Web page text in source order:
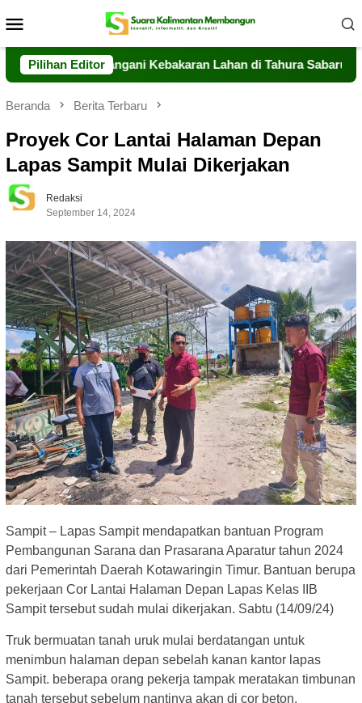
ke
Mobile
Pilihan Editor
Sigap Tangani Kebakaran Lahan di Tahura Sabaru
Beranda Berita Terbaru
Proyek Cor Lantai Halaman Depan
Lapas Sampit Mulai Dikerjakan
Redaksi
September 14, 2024
Sampit – Lapas Sampit mendapatkan bantuan Program
Pembangunan Sarana dan Prasarana Aparatur tahun 2024
dari Pemerintah Daerah Kotawaringin Timur. Bantuan berupa
pekerjaan Cor Lantai Halaman Depan Lapas Kelas IIB
Sampit tersebut sudah mulai dikerjakan. Sabtu (14/09/24)
Truk bermuatan tanah uruk mulai berdatangan untuk
menimbun halaman depan sebelah kanan kantor lapas
Sampit. beberapa orang pekerja tampak meratakan timbunan
tanah tersebut sebelum nantinya akan di cor beton.